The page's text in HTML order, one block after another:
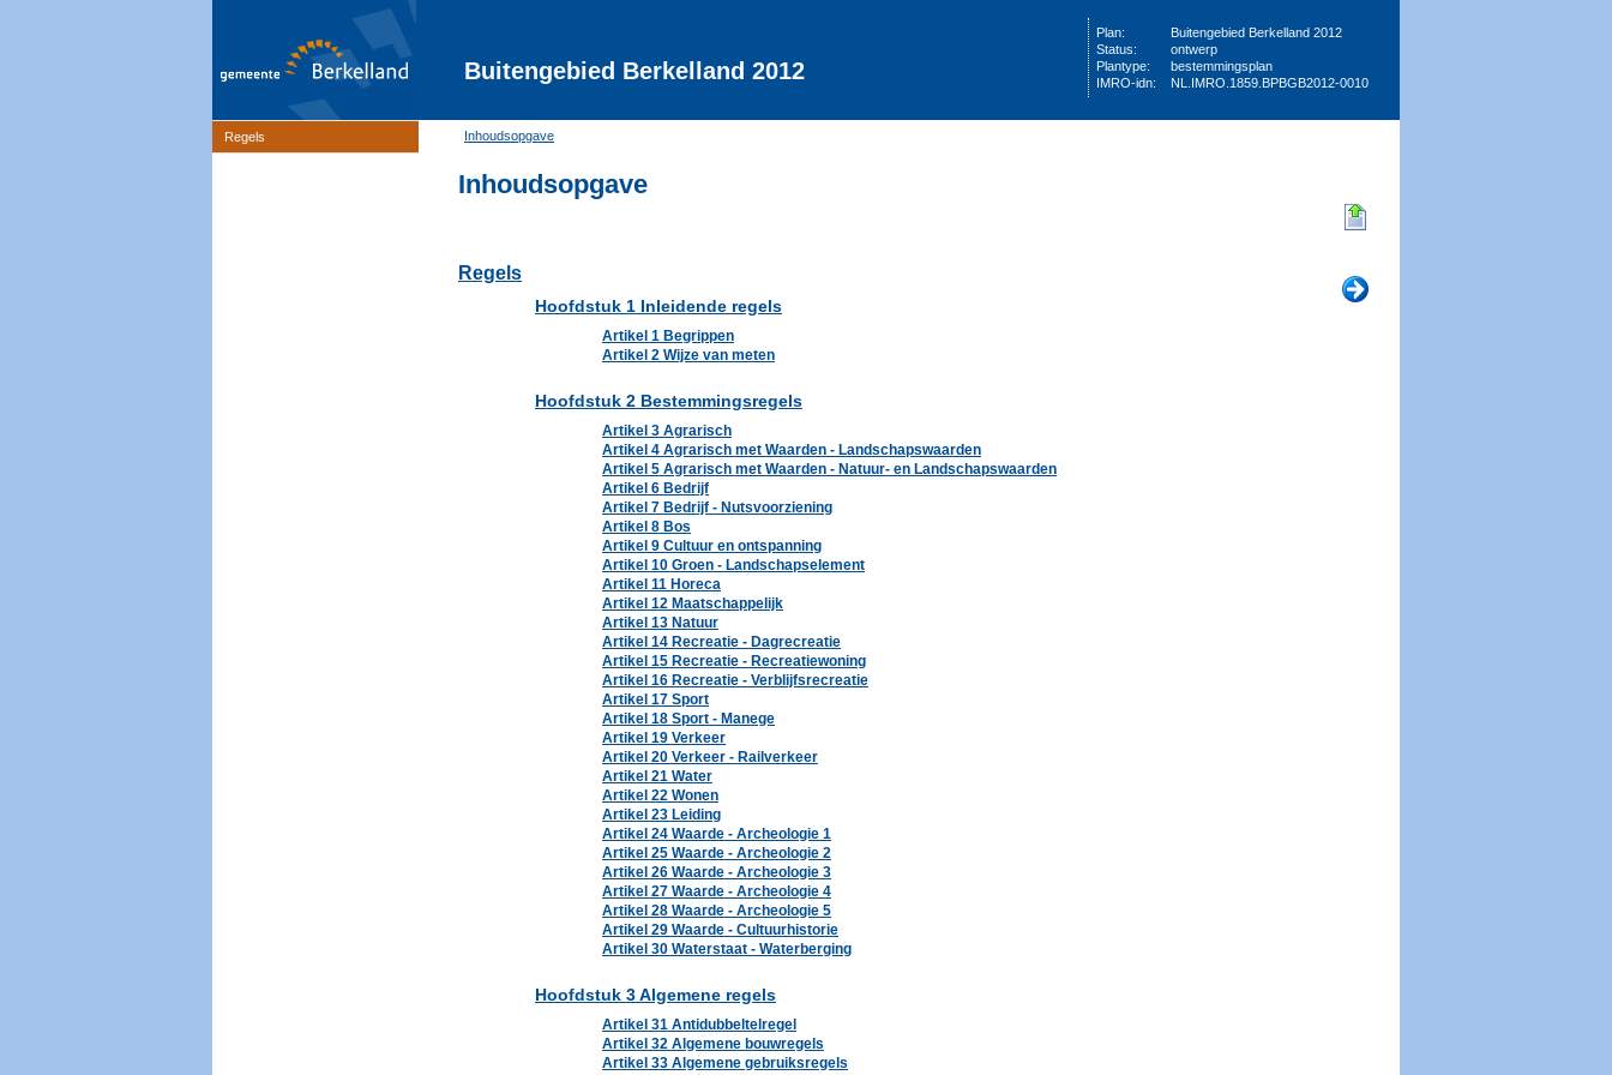
Buitengebied Berkelland 2012
Inhoudsopgave
Plan:
Buitengebied Berkelland 2012
Status:
ontwerp
Plantype:
bestemmingsplan
IMRO-idn:
NL.IMRO.1859.BPBGB2012-0010
Regels
Inhoudsopgave
Regels
Hoofdstuk 1 Inleidende regels
Artikel 1 Begrippen
Artikel 2 Wijze van meten
Hoofdstuk 2 Bestemmingsregels
Artikel 3 Agrarisch
Artikel 4 Agrarisch met Waarden - Landschapswaarden
Artikel 5 Agrarisch met Waarden - Natuur- en Landschapswaarden
Artikel 6 Bedrijf
Artikel 7 Bedrijf - Nutsvoorziening
Artikel 8 Bos
Artikel 9 Cultuur en ontspanning
Artikel 10 Groen - Landschapselement
Artikel 11 Horeca
Artikel 12 Maatschappelijk
Artikel 13 Natuur
Artikel 14 Recreatie - Dagrecreatie
Artikel 15 Recreatie - Recreatiewoning
Artikel 16 Recreatie - Verblijfsrecreatie
Artikel 17 Sport
Artikel 18 Sport - Manege
Artikel 19 Verkeer
Artikel 20 Verkeer - Railverkeer
Artikel 21 Water
Artikel 22 Wonen
Artikel 23 Leiding
Artikel 24 Waarde - Archeologie 1
Artikel 25 Waarde - Archeologie 2
Artikel 26 Waarde - Archeologie 3
Artikel 27 Waarde - Archeologie 4
Artikel 28 Waarde - Archeologie 5
Artikel 29 Waarde - Cultuurhistorie
Artikel 30 Waterstaat - Waterberging
Hoofdstuk 3 Algemene regels
Artikel 31 Antidubbeltelregel
Artikel 32 Algemene bouwregels
Artikel 33 Algemene gebruiksregels